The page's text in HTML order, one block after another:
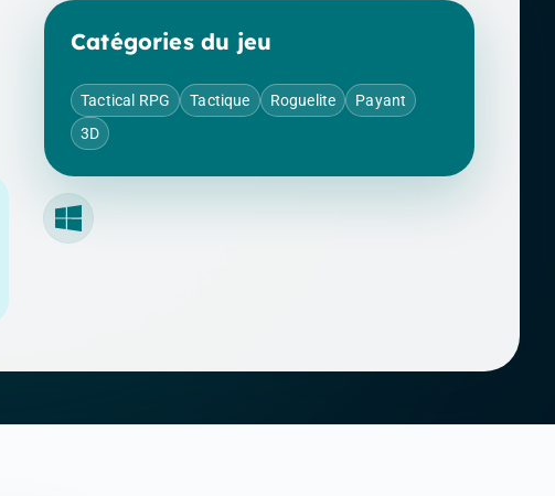
Catégories du jeu
Tactical RPG Tactique Roguelite
Payant
3D
Windows